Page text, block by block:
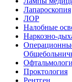
Лапароскопия
ЛОР
Налобные
Наркозно-
Проктология